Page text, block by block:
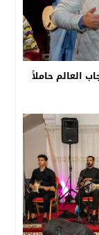
العالم حاملاً